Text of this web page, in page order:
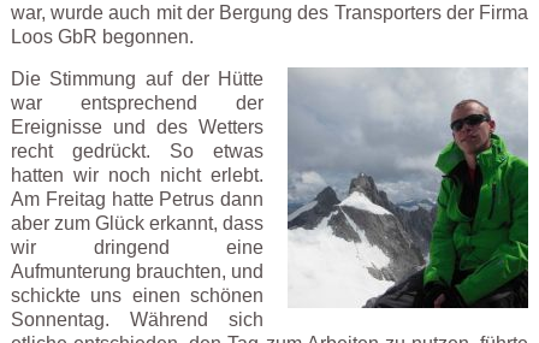
war, wurde auch mit der Bergung des Transporters der Firma
Loos GbR begonnen.
Die Stimmung auf der Hütte
war entsprechend der
Ereignisse und des Wetters
recht gedrückt. So etwas
hatten wir noch nicht erlebt.
Am Freitag hatte Petrus dann
aber zum Glück erkannt, dass
wir dringend eine
Aufmunterung brauchten, und
schickte uns einen schönen
Sonnentag. Während sich